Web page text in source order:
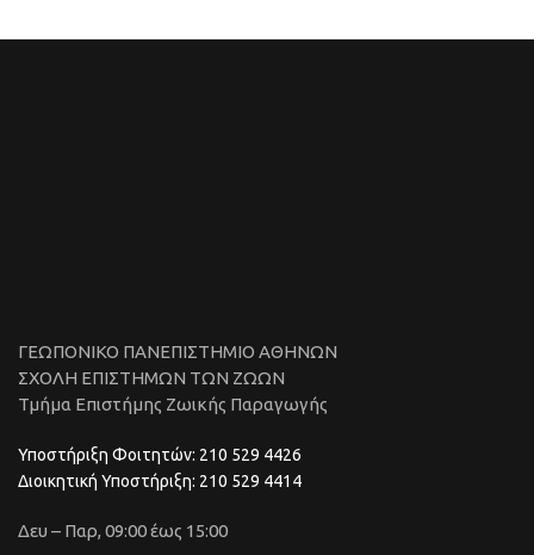
ΓΕΩΠΟΝΙΚΟ ΠΑΝΕΠΙΣΤΗΜΙΟ ΑΘΗΝΩΝ
ΣΧΟΛΗ ΕΠΙΣΤΗΜΩΝ ΤΩΝ ΖΩΩΝ
Τμήμα Επιστήμης Ζωικής Παραγωγής
Υποστήριξη Φοιτητών: 210 529 4426
Διοικητική Υποστήριξη: 210 529 4414
Δευ – Παρ, 09:00 έως 15:00